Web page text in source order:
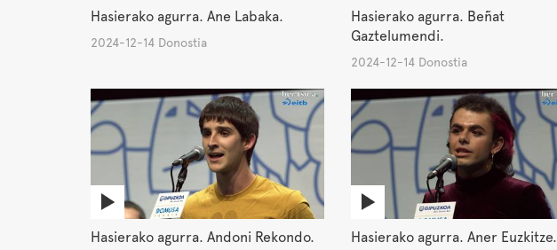
Hasierako agurra. Ane Labaka.
2024-12-14 Donostia
Hasierako agurra. Beñat
Gaztelumendi.
2024-12-14 Donostia
Hasierako agurra. Andoni Rekondo. Hasierako agurra. Aner Euzkitze.